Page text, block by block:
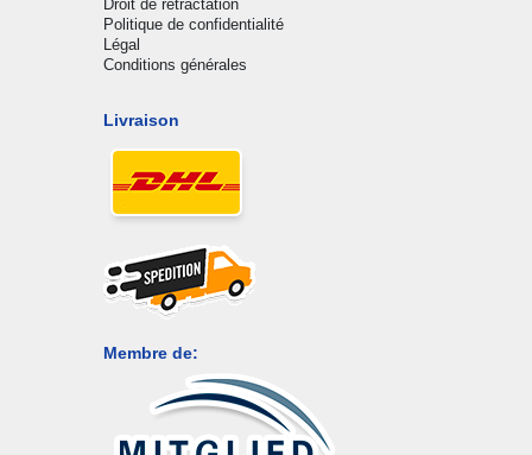
Droit de rétractation
Politique de confidentialité
Légal
Conditions générales
Livraison
Membre de: